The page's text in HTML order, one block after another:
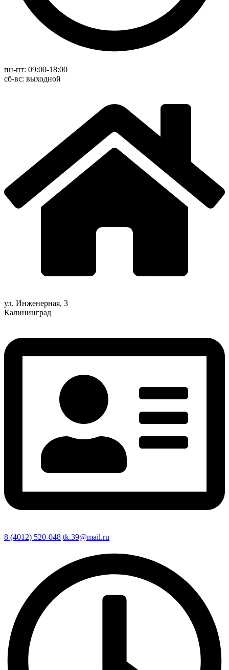
пн-пт: 09:00-18:00
cб-вс: выходной
ул. Инженерная, 3
Калининград
8 (4012) 520-048 tk.39@mail.ru